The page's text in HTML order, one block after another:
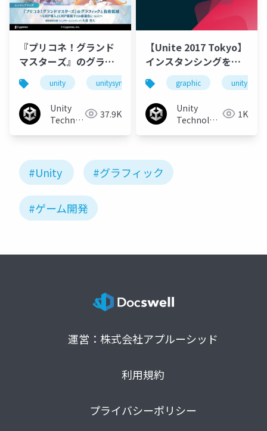
『プリコネ！グランド
マスターズ』のグラフ
ィックと負荷低減 URP
導入とURP環境下での
最適化について
unity unitysync
Unity
Technologies37.9K
【Unite 2017 Tokyo】
インスタンシングを用
いた美麗なグラフィッ
クの実現方法
graphic unity
Unity
Technologies 1K
#Unity #グラフィック
#ゲーム開発
運営：株式会社アプルーシッド
利用規約
プライバシーポリシー